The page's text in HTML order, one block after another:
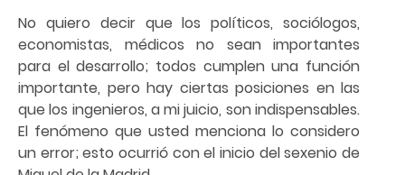
No quiero decir que los políticos, sociólogos,
economistas, médicos no sean importantes
para el desarrollo; todos cumplen una función
importante, pero hay ciertas posiciones en las
que los ingenieros, a mi juicio, son indispensables.
El fenómeno que usted menciona lo considero
un error; esto ocurrió con el inicio del sexenio de